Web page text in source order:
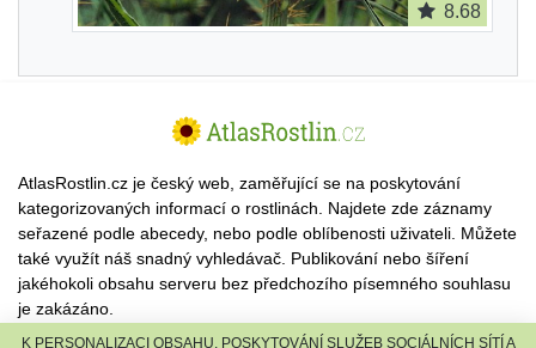
8.68
AtlasRostlin.cz je český web, zaměřující se na poskytování
kategorizovaných informací o rostlinách. Najdete zde záznamy
seřazené podle abecedy, nebo podle oblíbenosti uživateli. Můžete
také využít náš snadný vyhledávač. Publikování nebo šíření
jakéhokoli obsahu serveru bez předchozího písemného souhlasu
je zakázáno.
K PERSONALIZACI OBSAHU, POSKYTOVÁNÍ SLUŽEB SOCIÁLNÍCH SÍTÍ A